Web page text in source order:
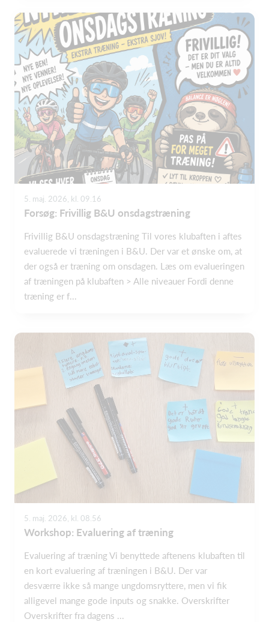
5. maj. 2026, kl. 09.16
Forsøg: Frivillig B&U onsdagstræning
Frivillig B&U onsdagstræning Til vores klubaften i aftes
evaluerede vi træningen i B&U. Der var et ønske om, at
der også er træning om onsdagen. Læs om evalueringen
af træningen på klubaften > Alle niveauer Fordi denne
træning er f...
5. maj. 2026, kl. 08.56
Workshop: Evaluering af træning
Evaluering af træning Vi benyttede aftenens klubaften til
en kort evaluering af træningen i B&U. Der var
desværre ikke så mange ungdomsryttere, men vi fik
alligevel mange gode inputs og snakke. Overskrifter
Overskrifter fra dagens ...